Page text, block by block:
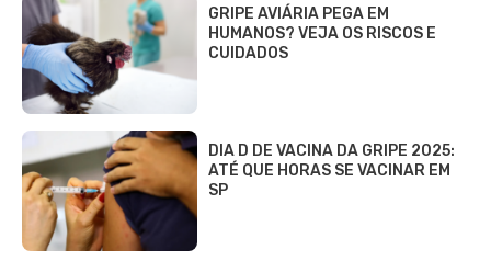
GRIPE AVIÁRIA PEGA EM
HUMANOS? VEJA OS RISCOS E
CUIDADOS
DIA D DE VACINA DA GRIPE 2025:
ATÉ QUE HORAS SE VACINAR EM
SP